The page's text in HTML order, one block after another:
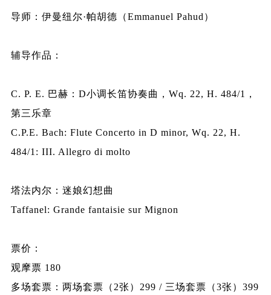
导师：伊曼纽尔·帕胡德（Emmanuel Pahud）
辅导作品：
C. P. E. 巴赫：D小调长笛协奏曲，Wq. 22, H. 484/1，
第三乐章
C.P.E. Bach: Flute Concerto in D minor, Wq. 22, H.
484/1: III. Allegro di molto
塔法内尔：迷娘幻想曲
Taffanel: Grande fantaisie sur Mignon
票价：
观摩票 180
多场套票：两场套票（2张）299 / 三场套票（3张）399